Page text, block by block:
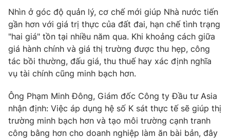
Tổng đài VTV:024.38 355 931 - 024.38 355 932
Ðiện thoại Thời báo VTV:024.66 897 897
Email:toasoan@vtv.vn
Liên hệ quảng cáo:024-7300.7108
Nhìn ở góc độ quản lý, cơ chế mới giúp Nhà nước tiến
gần hơn với giá trị thực của đất đai, hạn chế tình trạng
"hai giá" tồn tại nhiều năm qua. Khi khoảng cách giữa
giá hành chính và giá thị trường được thu hẹp, công
tác bồi thường, đấu giá, thu thuế hay xác định nghĩa
vụ tài chính cũng minh bạch hơn.
Ông Phạm Minh Đông, Giám đốc Công ty Đầu tư Asia
nhận định: Việc áp dụng hệ số K sát thực tế sẽ giúp thị
trường minh bạch hơn và tạo môi trường cạnh tranh
công bằng hơn cho doanh nghiệp làm ăn bài bản, đây